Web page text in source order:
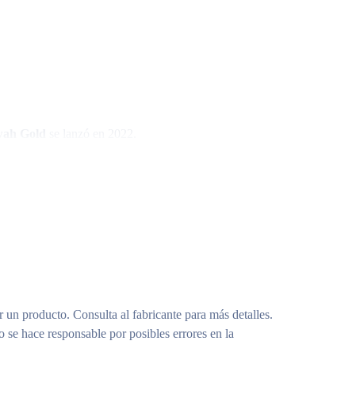
producto. Consulta al fabricante para más detalles.
hace responsable por posibles errores en la